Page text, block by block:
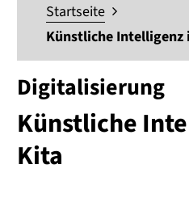
Startseite
Künstliche Intelligenz
Digitalisierung
Künstliche
Kita